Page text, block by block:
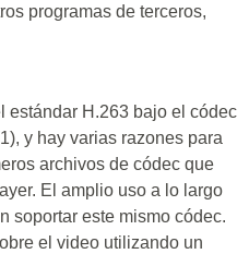
programas de terceros,
estándar H.263 bajo el códec
y hay varias razones para
archivos de códec que
El amplio uso a lo largo
soportar este mismo códec.
el video utilizando un